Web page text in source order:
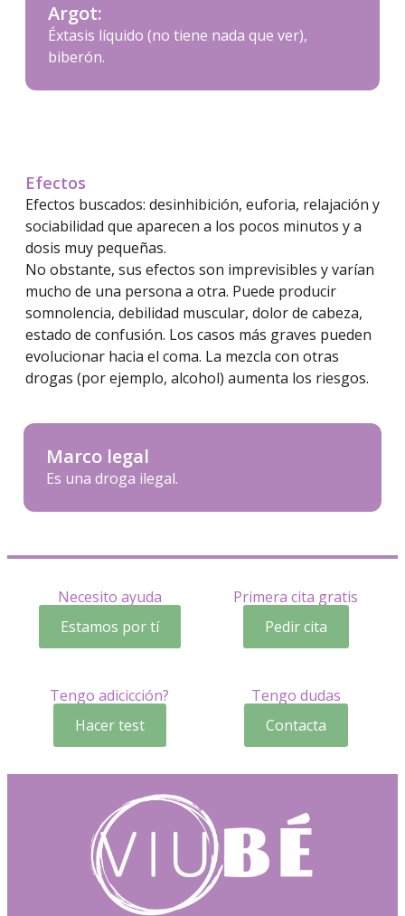
Argot:
Éxtasis líquido (no tiene nada que ver),
biberón.
Efectos
Efectos buscados: desinhibición, euforia, relajación y
sociabilidad que aparecen a los pocos minutos y a
dosis muy pequeñas.
No obstante, sus efectos son imprevisibles y varían
mucho de una persona a otra. Puede producir
somnolencia, debilidad muscular, dolor de cabeza,
estado de confusión. Los casos más graves pueden
evolucionar hacia el coma. La mezcla con otras
drogas (por ejemplo, alcohol) aumenta los riesgos.
Marco legal
Es una droga ilegal.
Necesito ayuda
Estamos por tí
Primera cita gratis
Pedir cita
Tengo adicicción?
Hacer test
Tengo dudas
Contacta